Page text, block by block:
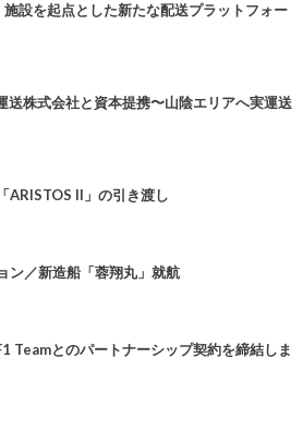
設を起点とした新たな配送プラットフォー
株式会社と資本提携〜山陰エリアへ実運送
ARISTOS II」の引き渡し
ン／新造船「蓉翔丸」就航
Teamとのパートナーシップ契約を締結しま